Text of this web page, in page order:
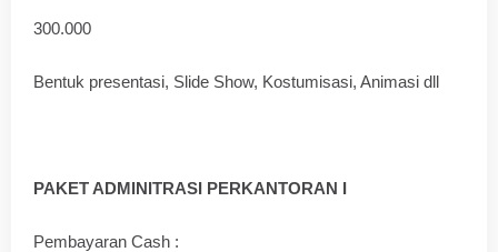
300.000
Bentuk presentasi, Slide Show, Kostumisasi, Animasi dll
PAKET ADMINITRASI PERKANTORAN I
Pembayaran Cash :